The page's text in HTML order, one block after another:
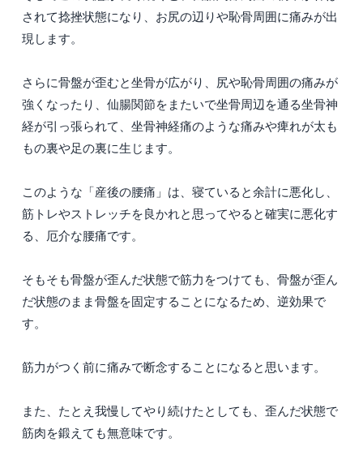
されて捻挫状態になり、お尻の辺りや恥骨周囲に痛みが出
現します。
さらに骨盤が歪むと坐骨が広がり、尻や恥骨周囲の痛みが
強くなったり、仙腸関節をまたいで坐骨周辺を通る坐骨神
経が引っ張られて、坐骨神経痛のような痛みや痺れが太も
もの裏や足の裏に生じます。
このような「産後の腰痛」は、寝ていると余計に悪化し、
筋トレやストレッチを良かれと思ってやると確実に悪化す
る、厄介な腰痛です。
そもそも骨盤が歪んだ状態で筋力をつけても、骨盤が歪ん
だ状態のまま骨盤を固定することになるため、逆効果で
す。
筋力がつく前に痛みで断念することになると思います。
また、たとえ我慢してやり続けたとしても、歪んだ状態で
筋肉を鍛えても無意味です。